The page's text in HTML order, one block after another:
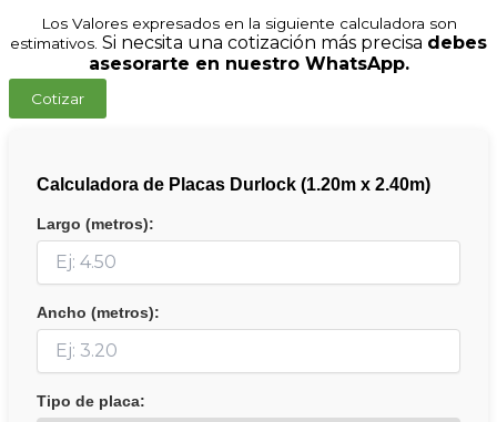
Los Valores expresados en la siguiente calculadora son
estimativos. Si necsita una cotización más precisa debes
asesorarte en nuestro WhatsApp.
Cotizar
Calculadora de Placas Durlock (1.20m x 2.40m)
Largo (metros):
Ancho (metros):
Tipo de placa: